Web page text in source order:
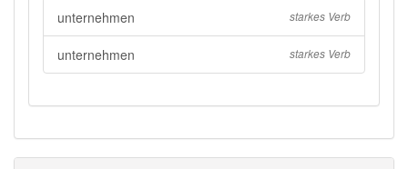
Häufigkeit: 8 von 10
Wörter mit Endung-unternehmen: 65
anderen Artikeldas: 0
unternehmen starkes Verb
unternehmen starkes Verb